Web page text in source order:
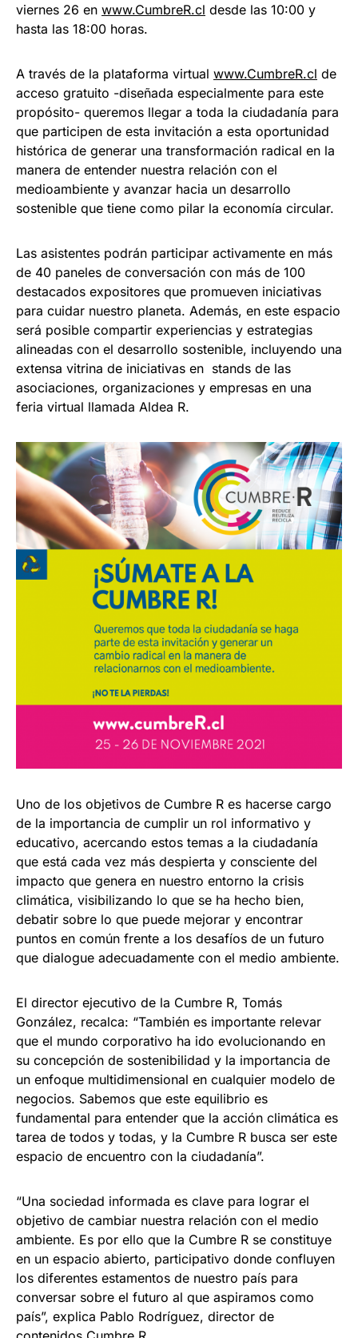
viernes 26 en www.CumbreR.cl desde las 10:00 y
hasta las 18:00 horas.
A través de la plataforma virtual www.CumbreR.cl de
acceso gratuito -diseñada especialmente para este
propósito- queremos llegar a toda la ciudadanía para
que participen de esta invitación a esta oportunidad
histórica de generar una transformación radical en la
manera de entender nuestra relación con el
medioambiente y avanzar hacia un desarrollo
sostenible que tiene como pilar la economía circular.
Las asistentes podrán participar activamente en más
de 40 paneles de conversación con más de 100
destacados expositores que promueven iniciativas
para cuidar nuestro planeta. Además, en este espacio
será posible compartir experiencias y estrategias
alineadas con el desarrollo sostenible, incluyendo una
extensa vitrina de iniciativas en stands de las
asociaciones, organizaciones y empresas en una
feria virtual llamada Aldea R.
Uno de los objetivos de Cumbre R es hacerse cargo
de la importancia de cumplir un rol informativo y
educativo, acercando estos temas a la ciudadanía
que está cada vez más despierta y consciente del
impacto que genera en nuestro entorno la crisis
climática, visibilizando lo que se ha hecho bien,
debatir sobre lo que puede mejorar y encontrar
puntos en común frente a los desafíos de un futuro
que dialogue adecuadamente con el medio ambiente.
El director ejecutivo de la Cumbre R, Tomás
González, recalca: “También es importante relevar
que el mundo corporativo ha ido evolucionando en
su concepción de sostenibilidad y la importancia de
un enfoque multidimensional en cualquier modelo de
negocios. Sabemos que este equilibrio es
fundamental para entender que la acción climática es
tarea de todos y todas, y la Cumbre R busca ser este
espacio de encuentro con la ciudadanía”.
“Una sociedad informada es clave para lograr el
objetivo de cambiar nuestra relación con el medio
ambiente. Es por ello que la Cumbre R se constituye
en un espacio abierto, participativo donde confluyen
los diferentes estamentos de nuestro país para
conversar sobre el futuro al que aspiramos como
país”, explica Pablo Rodríguez, director de